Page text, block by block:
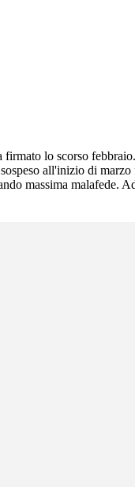
lo scorso
all'inizio di
massima malafede.